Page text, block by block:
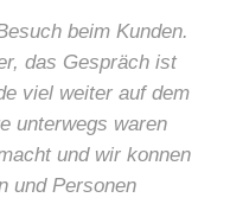
beim Kunden.
das Gespräch ist
viel weiter auf dem
unterwegs waren
und wir konnen
und Personen